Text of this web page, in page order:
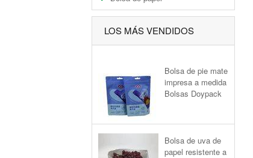
LOS MÁS VENDIDOS
Bolsa de pie mate
impresa a medida
Bolsas Doypack
Bolsa de uva de
papel resistente a